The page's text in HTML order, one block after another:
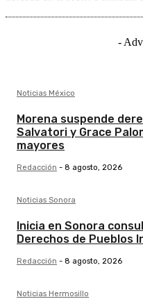
-
Noticias México
Morena suspende
Salvatori y Grace
mayores
Redacción - 8 agosto, 2026
Noticias Sonora
Inicia en Sonora
Derechos de Pueblos
Redacción - 8 agosto, 2026
Noticias Hermosillo